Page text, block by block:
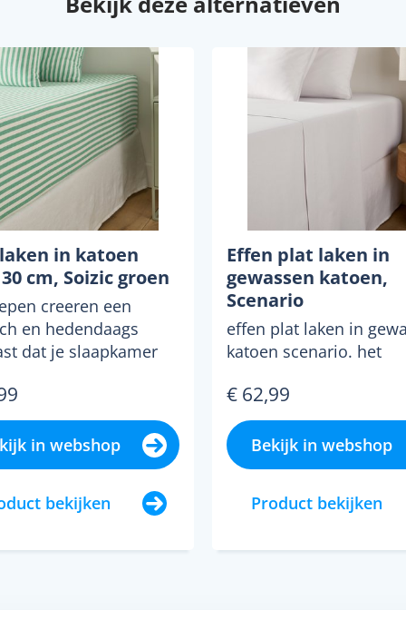
in katoen
cm, Soizic groen
creeren een
en hedendaags
dat je slaapkamer
in webshop
bekijken
Effen plat laken in
gewassen katoen,
Scenario
effen plat laken in
katoen scenario. het
gebleekt tijdens het ...
€ 62,99
Bekijk in webshop
Product bekijken